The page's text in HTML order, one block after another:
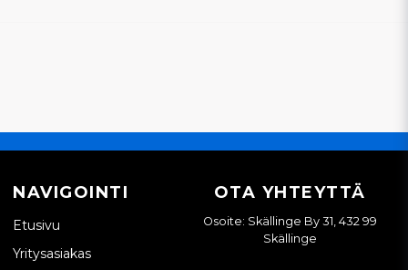
NAVIGOINTI
Etusivu
Yritysasiakas
OTA YHTEYTTÄ
Osoite: Skällinge By 31, 432 99
Skällinge